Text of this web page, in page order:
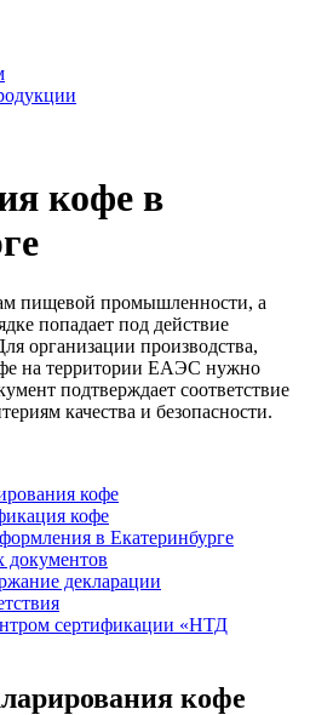
кофе в
пищевой промышленности, а
попадает под действие
организации производства,
на территории ЕАЭС нужно
подтверждает соответствие
качества и безопасности.
кофе
кофе
в Екатеринбурге
документов
декларации
сертификации «НТД
кофе